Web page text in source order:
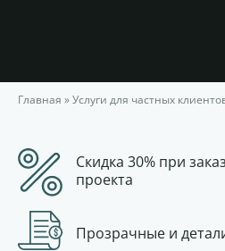
Главная »Услуги для частных
Скидка 30% при
проекта
Прозрачные и